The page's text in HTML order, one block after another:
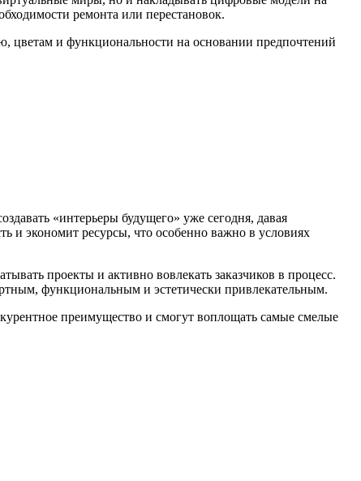
ремонта или перестановок.
цветам и функциональности на основании предпочтений
«интерьеры будущего» уже сегодня, давая
и экономит ресурсы, что особенно важно в условиях
проекты и активно вовлекать заказчиков в процесс.
функциональным и эстетически привлекательным.
преимущество и смогут воплощать самые смелые